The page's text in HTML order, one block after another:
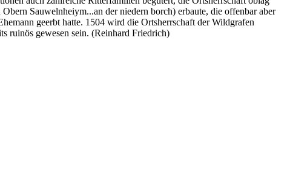
Sauwelnheiym...an der niedern borch) erbaute, die offenbar aber
geerbt hatte. 1504 wird die Ortsherrschaft der Wildgrafen
ruinös gewesen sein. (Reinhard Friedrich)